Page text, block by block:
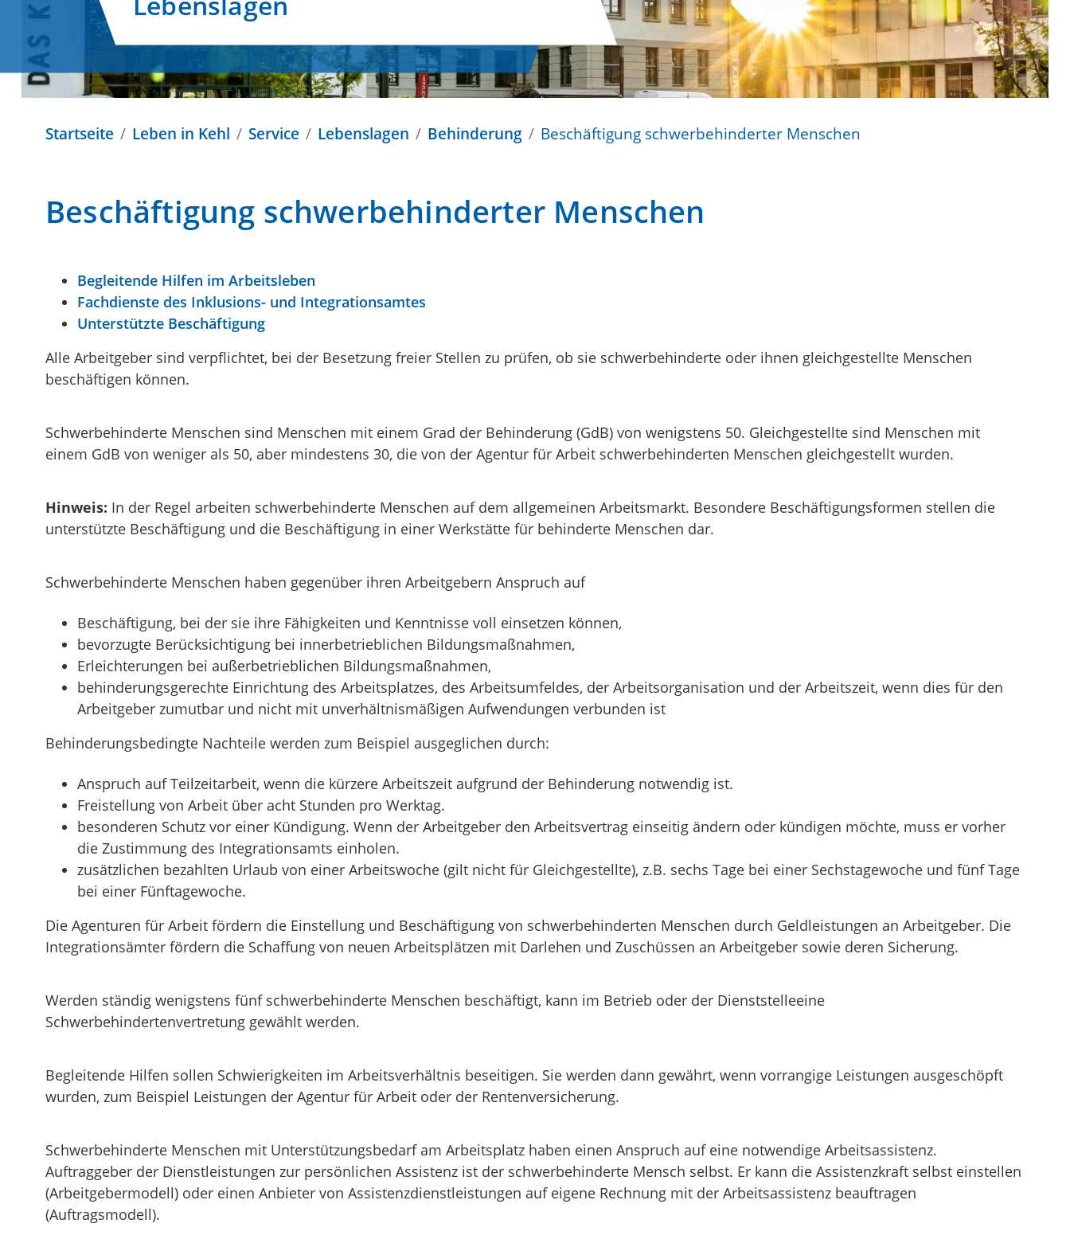
Startseite Leben in Kehl Service Lebenslagen Behinderung Beschäftigung schwerbehinderter Menschen
Beschäftigung schwerbehinderter Menschen
Begleitende Hilfen im Arbeitsleben
Fachdienste des Inklusions- und Integrationsamtes
Unterstützte Beschäftigung
Alle Arbeitgeber sind verpflichtet, bei der Besetzung freier Stellen zu prüfen, ob sie schwerbehinderte oder ihnen gleichgestellte Menschen
beschäftigen können.
Schwerbehinderte Menschen sind Menschen mit einem Grad der Behinderung (GdB) von wenigstens 50. Gleichgestellte sind Menschen mit
einem GdB von weniger als 50, aber mindestens 30, die von der Agentur für Arbeit schwerbehinderten Menschen gleichgestellt wurden.
Hinweis: In der Regel arbeiten schwerbehinderte Menschen auf dem allgemeinen Arbeitsmarkt. Besondere Beschäftigungsformen stellen die
unterstützte Beschäftigung und die Beschäftigung in einer Werkstätte für behinderte Menschen dar.
Schwerbehinderte Menschen haben gegenüber ihren Arbeitgebern Anspruch auf
Beschäftigung, bei der sie ihre Fähigkeiten und Kenntnisse voll einsetzen können,
bevorzugte Berücksichtigung bei innerbetrieblichen Bildungsmaßnahmen,
Erleichterungen bei außerbetrieblichen Bildungsmaßnahmen,
behinderungsgerechte Einrichtung des Arbeitsplatzes, des Arbeitsumfeldes, der Arbeitsorganisation und der Arbeitszeit, wenn dies für den
Arbeitgeber zumutbar und nicht mit unverhältnismäßigen Aufwendungen verbunden ist
Behinderungsbedingte Nachteile werden zum Beispiel ausgeglichen durch:
Anspruch auf Teilzeitarbeit, wenn die kürzere Arbeitszeit aufgrund der Behinderung notwendig ist.
Freistellung von Arbeit über acht Stunden pro Werktag.
besonderen Schutz vor einer Kündigung. Wenn der Arbeitgeber den Arbeitsvertrag einseitig ändern oder kündigen möchte, muss er vorher
die Zustimmung des Integrationsamts einholen.
zusätzlichen bezahlten Urlaub von einer Arbeitswoche (gilt nicht für Gleichgestellte), z.B. sechs Tage bei einer Sechstagewoche und fünf Tage
bei einer Fünftagewoche.
Die Agenturen für Arbeit fördern die Einstellung und Beschäftigung von schwerbehinderten Menschen durch Geldleistungen an Arbeitgeber. Die
Integrationsämter fördern die Schaffung von neuen Arbeitsplätzen mit Darlehen und Zuschüssen an Arbeitgeber sowie deren Sicherung.
Werden ständig wenigstens fünf schwerbehinderte Menschen beschäftigt, kann im Betrieb oder der Dienststelleeine
Schwerbehindertenvertretung gewählt werden.
Begleitende Hilfen sollen Schwierigkeiten im Arbeitsverhältnis beseitigen. Sie werden dann gewährt, wenn vorrangige Leistungen ausgeschöpft
wurden, zum Beispiel Leistungen der Agentur für Arbeit oder der Rentenversicherung.
Schwerbehinderte Menschen mit Unterstützungsbedarf am Arbeitsplatz haben einen Anspruch auf eine notwendige Arbeitsassistenz.
Auftraggeber der Dienstleistungen zur persönlichen Assistenz ist der schwerbehinderte Mensch selbst. Er kann die Assistenzkraft selbst einstellen
(Arbeitgebermodell) oder einen Anbieter von Assistenzdienstleistungen auf eigene Rechnung mit der Arbeitsassistenz beauftragen
(Auftragsmodell).